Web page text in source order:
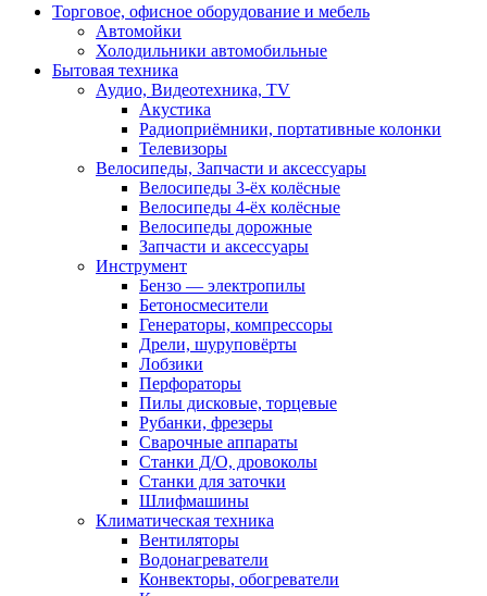
Торговое, офисное оборудование и мебель
Автомойки
Холодильники автомобильные
Бытовая техника
Аудио, Видеотехника, TV
Акустика
Радиоприёмники, портативные колонки
Телевизоры
Велосипеды, Запчасти и аксессуары
Велосипеды 3-ёх колёсные
Велосипеды 4-ёх колёсные
Велосипеды дорожные
Запчасти и аксессуары
Инструмент
Бензо — электропилы
Бетоносмесители
Генераторы, компрессоры
Дрели, шуруповёрты
Лобзики
Перфораторы
Пилы дисковые, торцевые
Рубанки, фрезеры
Сварочные аппараты
Станки Д/О, дровоколы
Станки для заточки
Шлифмашины
Климатическая техника
Вентиляторы
Водонагреватели
Конвекторы, обогреватели